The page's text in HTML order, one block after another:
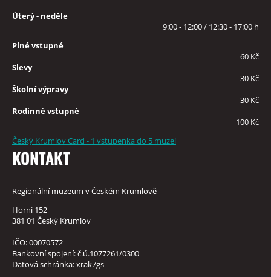
Úterý - neděle
9:00 - 12:00 / 12:30 - 17:00 h
Plné vstupné
60 Kč
Slevy
30 Kč
Školní výpravy
30 Kč
Rodinné vstupné
100 Kč
Český Krumlov Card - 1 vstupenka do 5 muzeí
KONTAKT
Regionální muzeum v Českém Krumlově
Horní 152
381 01 Český Krumlov
IČO: 00070572
Bankovní spojení: č.ú.1077261/0300
Datová schránka: xrak7gs